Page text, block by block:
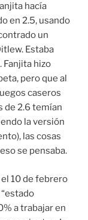
hacía
en 2.5, usando
un
Estaba
Fanjita hizo
pero que al
caseros
de 2.6 temían
la versión
las cosas
se pensaba.
10 de febrero
a trabajar en